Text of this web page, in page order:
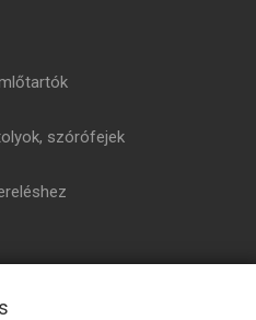
szórófejek